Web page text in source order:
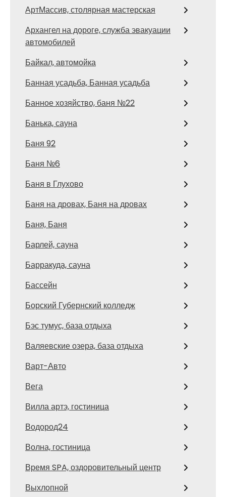
АртМассив, столярная мастерская
Архангел на дороге, служба эвакуации
автомобилей
Байкал, автомойка
Банная усадьба, Банная усадьба
Банное хозяйство, баня №22
Банька, сауна
Баня 92
Баня №6
Баня в Глухово
Баня на дровах, Баня на дровах
Баня, Баня
Барлей, сауна
Барракуда, сауна
Бассейн
Борский Губернский колледж
Бэс тумус, база отдыха
Валяевские озера, база отдыха
Варт-Авто
Вега
Вилла артэ, гостиница
Водород24
Волна, гостиница
Время SPA, оздоровительный центр
Выхлопной